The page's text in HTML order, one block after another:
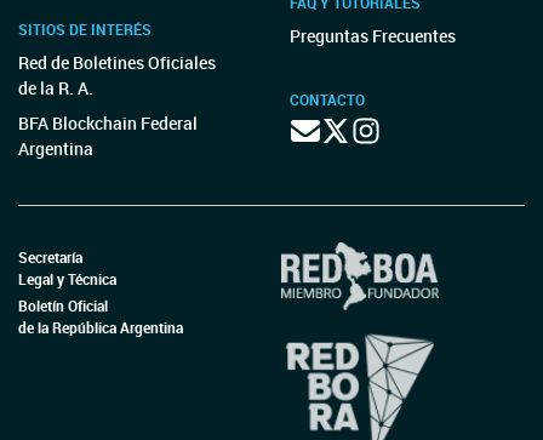
SITIOS DE INTERÉS
Red de Boletines Oficiales
de la R. A.
BFA Blockchain Federal
Argentina
Preguntas Frecuentes
CONTACTO
Secretaría
Legal y Técnica
Boletín Oficial
de la República Argentina